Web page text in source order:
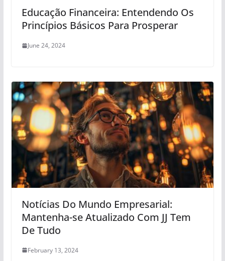
Educação Financeira: Entendendo Os
Princípios Básicos Para Prosperar
June 24, 2024
Notícias Do Mundo Empresarial:
Mantenha-se Atualizado Com JJ Tem
De Tudo
February 13, 2024